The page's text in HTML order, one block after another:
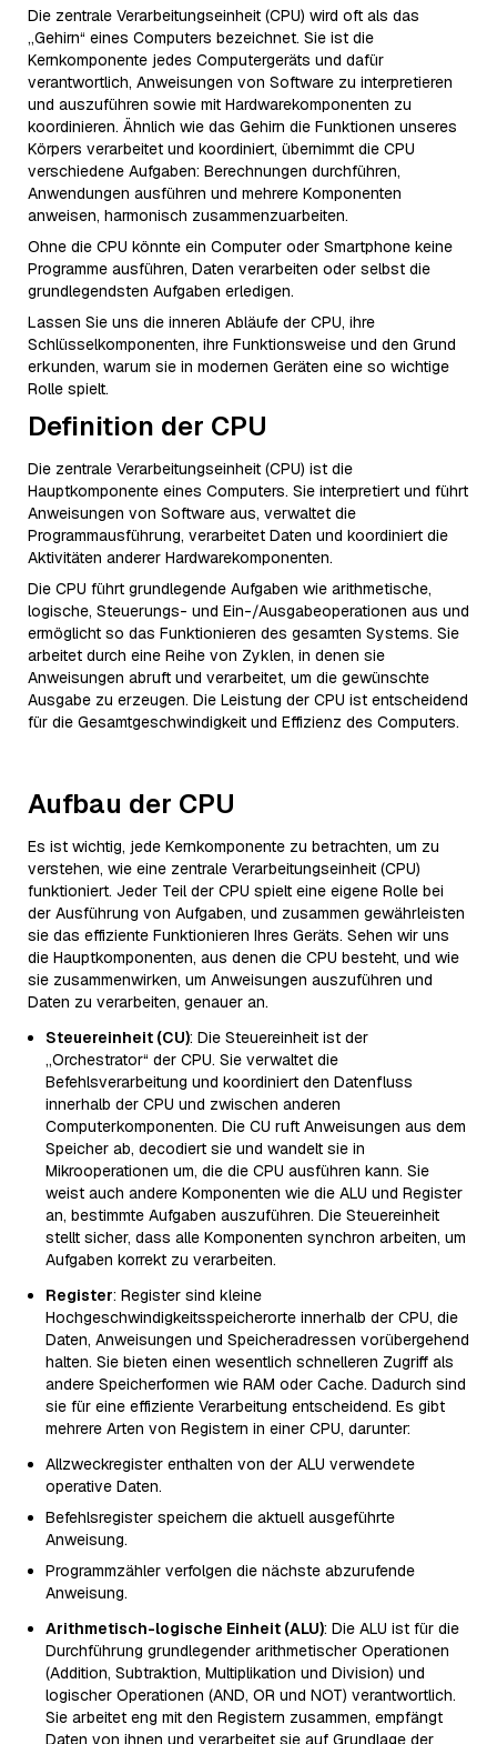
Die zentrale Verarbeitungseinheit (CPU) wird oft als das
„Gehirn“ eines Computers bezeichnet. Sie ist die
Kernkomponente jedes Computergeräts und dafür
verantwortlich, Anweisungen von Software zu interpretieren
und auszuführen sowie mit Hardwarekomponenten zu
koordinieren. Ähnlich wie das Gehirn die Funktionen unseres
Körpers verarbeitet und koordiniert, übernimmt die CPU
verschiedene Aufgaben: Berechnungen durchführen,
Anwendungen ausführen und mehrere Komponenten
anweisen, harmonisch zusammenzuarbeiten.
Ohne die CPU könnte ein Computer oder Smartphone keine
Programme ausführen, Daten verarbeiten oder selbst die
grundlegendsten Aufgaben erledigen.
Lassen Sie uns die inneren Abläufe der CPU, ihre
Schlüsselkomponenten, ihre Funktionsweise und den Grund
erkunden, warum sie in modernen Geräten eine so wichtige
Rolle spielt.
Definition der CPU
Die zentrale Verarbeitungseinheit (CPU) ist die
Hauptkomponente eines Computers. Sie interpretiert und führt
Anweisungen von Software aus, verwaltet die
Programmausführung, verarbeitet Daten und koordiniert die
Aktivitäten anderer Hardwarekomponenten.
Die CPU führt grundlegende Aufgaben wie arithmetische,
logische, Steuerungs- und Ein-/Ausgabeoperationen aus und
ermöglicht so das Funktionieren des gesamten Systems. Sie
arbeitet durch eine Reihe von Zyklen, in denen sie
Anweisungen abruft und verarbeitet, um die gewünschte
Ausgabe zu erzeugen. Die Leistung der CPU ist entscheidend
für die Gesamtgeschwindigkeit und Effizienz des Computers.
Aufbau der CPU
Es ist wichtig, jede Kernkomponente zu betrachten, um zu
verstehen, wie eine zentrale Verarbeitungseinheit (CPU)
funktioniert. Jeder Teil der CPU spielt eine eigene Rolle bei
der Ausführung von Aufgaben, und zusammen gewährleisten
sie das effiziente Funktionieren Ihres Geräts. Sehen wir uns
die Hauptkomponenten, aus denen die CPU besteht, und wie
sie zusammenwirken, um Anweisungen auszuführen und
Daten zu verarbeiten, genauer an.
Steuereinheit (CU): Die Steuereinheit ist der
„Orchestrator“ der CPU. Sie verwaltet die
Befehlsverarbeitung und koordiniert den Datenfluss
innerhalb der CPU und zwischen anderen
Computerkomponenten. Die CU ruft Anweisungen aus dem
Speicher ab, decodiert sie und wandelt sie in
Mikrooperationen um, die die CPU ausführen kann. Sie
weist auch andere Komponenten wie die ALU und Register
an, bestimmte Aufgaben auszuführen. Die Steuereinheit
stellt sicher, dass alle Komponenten synchron arbeiten, um
Aufgaben korrekt zu verarbeiten.
Register: Register sind kleine
Hochgeschwindigkeitsspeicherorte innerhalb der CPU, die
Daten, Anweisungen und Speicheradressen vorübergehend
halten. Sie bieten einen wesentlich schnelleren Zugriff als
andere Speicherformen wie RAM oder Cache. Dadurch sind
sie für eine effiziente Verarbeitung entscheidend. Es gibt
mehrere Arten von Registern in einer CPU, darunter:
Allzweckregister enthalten von der ALU verwendete
operative Daten.
Befehlsregister speichern die aktuell ausgeführte
Anweisung.
Programmzähler verfolgen die nächste abzurufende
Anweisung.
Arithmetisch-logische Einheit (ALU): Die ALU ist für die
Durchführung grundlegender arithmetischer Operationen
(Addition, Subtraktion, Multiplikation und Division) und
logischer Operationen (AND, OR und NOT) verantwortlich.
Sie arbeitet eng mit den Registern zusammen, empfängt
Daten von ihnen und verarbeitet sie auf Grundlage der